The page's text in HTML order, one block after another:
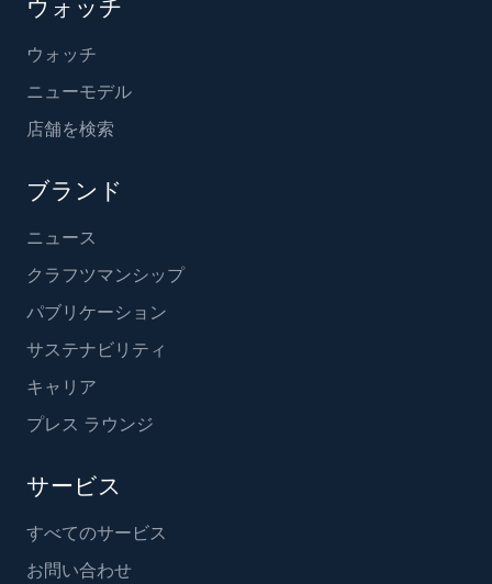
ウォッチ
ウォッチ
ニューモデル
店舗を検索
ブランド
ニュース
クラフツマンシップ
パブリケーション
サステナビリティ
キャリア
プレス ラウンジ
サービス
すべてのサービス
お問い合わせ